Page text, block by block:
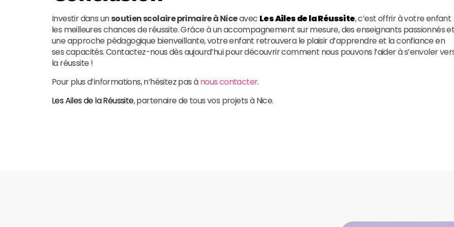
Investir dans unsoutien scolaire primaire à Niceavec Les Ailes de la Réussite, c’est offrir à votre enfant
les meilleures chances de réussite. Grâce à un accompagnement sur mesure, des enseignants passionnés
une approche pédagogique bienveillante, votre enfant retrouvera le plaisir d’apprendre et la confiance en
ses capacités. Contactez-nous dès aujourd’hui pour découvrir comment nous pouvons l’aider à s’envoler
la réussite !
Pour plus d’informations, n’hésitez pas ànous contacter.
Les Ailes de la Réussite, partenaire de tous vos projets à Nice.